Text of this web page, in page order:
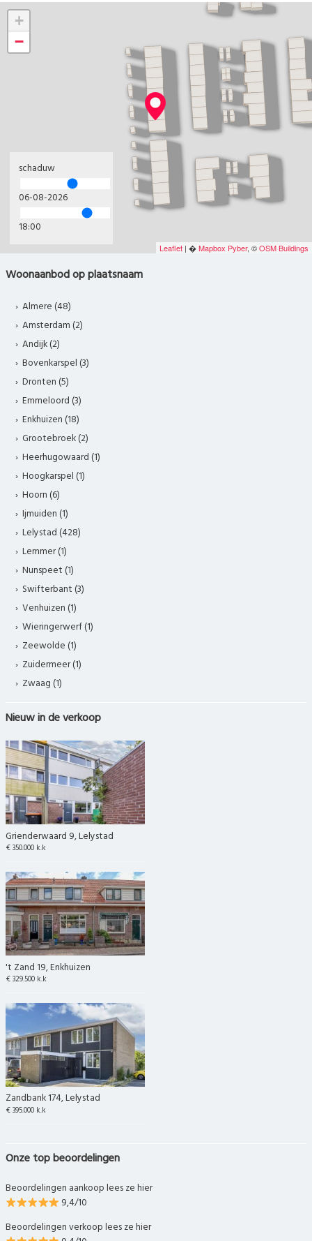
+
−
Leaflet | �Mapbox Pyber, ©OSM Buildings
schaduw
06-08-2026
18:00
Woonaanbod op plaatsnaam
Almere (48)
Amsterdam (2)
Andijk (2)
Bovenkarspel (3)
Dronten (5)
Emmeloord (3)
Enkhuizen (18)
Grootebroek (2)
Heerhugowaard (1)
Hoogkarspel (1)
Hoorn (6)
Ijmuiden (1)
Lelystad (428)
Lemmer (1)
Nunspeet (1)
Swifterbant (3)
Venhuizen (1)
Wieringerwerf (1)
Zeewolde (1)
Zuidermeer (1)
Zwaag (1)
Nieuw in de verkoop
Grienderwaard 9, Lelystad
€ 350.000 k.k
't Zand 19, Enkhuizen
€ 329.500 k.k
Zandbank 174, Lelystad
€ 395.000 k.k
Onze top beoordelingen
Beoordelingen aankoop lees ze hier
9,4/10
Beoordelingen verkoop lees ze hier